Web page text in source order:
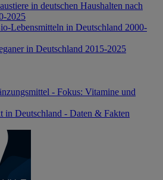
in deutschen Haushalten nach
2025
Lebensmitteln in Deutschland 2000-
in Deutschland 2015-2025
- Fokus: Vitamine und
in Deutschland - Daten & Fakten